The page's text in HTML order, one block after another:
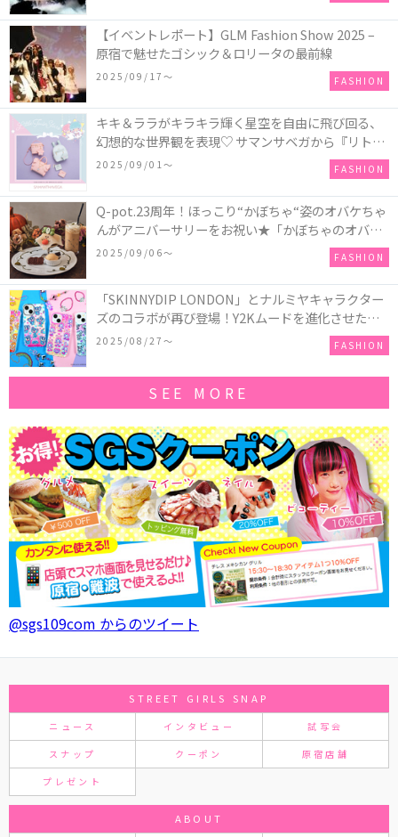
【イベントレポート】GLM Fashion Show 2025 –
原宿で魅せたゴシック＆ロリータの最前線
2025/09/17〜 FASHION
キキ＆ララがキラキラ輝く星空を自由に飛び回る、
幻想的な世界観を表現♡ サマンサベガから『リトル
ツインスターズ』50周年アニバーサリーイヤー』を
2025/09/01〜 FASHION
Q-pot.23周年！ほっこり“かぼちゃ“姿のオバケちゃ
んがアニバーサリーをお祝い★「かぼちゃのオバケ
ーキアクセサリー」が新発売！Q-pot CAFE.では
「かぼちゃのオバケーキプレート」も登場
2025/09/06〜 FASHION
「SKINNYDIP LONDON」とナルミヤキャラクター
ズのコラボが再び登場！Y2Kムードを進化させた新
作コレクションを発売♪
2025/08/27〜 FASHION
SEE MORE
@sgs109com からのツイート
STREET GIRLS SNAP
ニュース インタビュー 試写会
スナップ クーポン 原宿店舗
プレゼント
ABOUT